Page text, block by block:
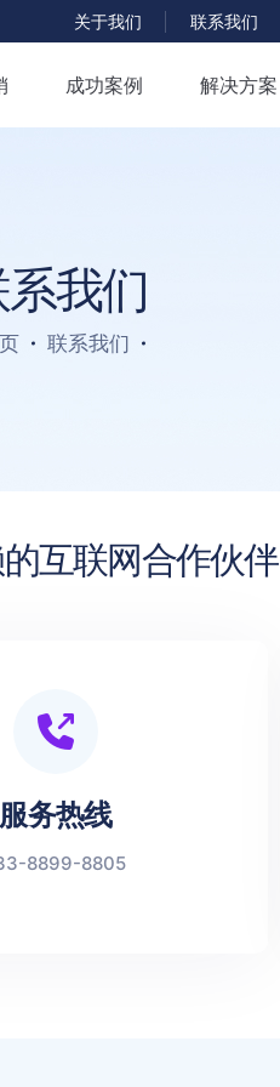
关于我们 联系我们
成功案例 解决方案
系我们
联系我们
互联网合作伙伴
服务热线
8899-8805